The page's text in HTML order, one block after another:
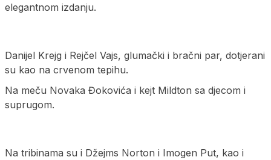
elegantnom izdanju.
Danijel Krejg i Rejčel Vajs, glumački i bračni par, dotjerani
su kao na crvenom tepihu.
Na meču Novaka Đokovića i kejt Mildton sa djecom i
suprugom.
Na tribinama su i Džejms Norton i Imogen Put, kao i